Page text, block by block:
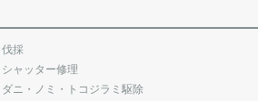
伐採
シャッター修理
ダニ・ノミ・トコジラミ駆除